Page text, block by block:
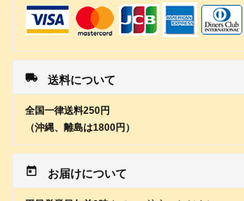
local_shipping 送料について
全国一律送料250円
（沖縄、離島は1800円）
today お届けについて